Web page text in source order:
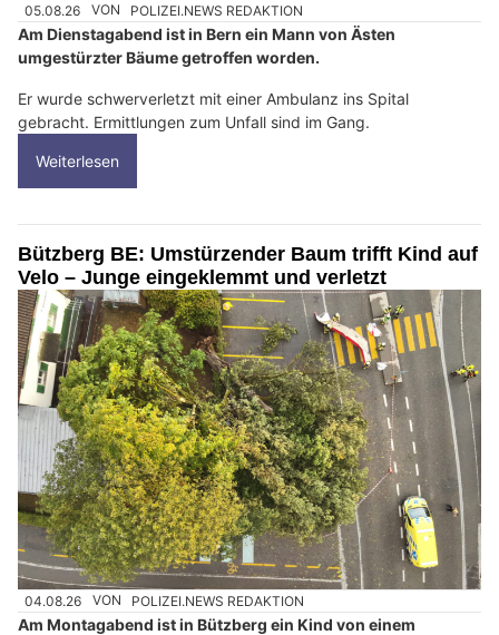
05.08.26 VON POLIZEI.NEWS REDAKTION
Am Dienstagabend ist in Bern ein Mann von Ästen
umgestürzter Bäume getroffen worden.
Er wurde schwerverletzt mit einer Ambulanz ins Spital
gebracht. Ermittlungen zum Unfall sind im Gang.
Weiterlesen
Bützberg BE: Umstürzender Baum trifft Kind auf
Velo – Junge eingeklemmt und verletzt
04.08.26 VON POLIZEI.NEWS REDAKTION
Am Montagabend ist in Bützberg ein Kind von einem